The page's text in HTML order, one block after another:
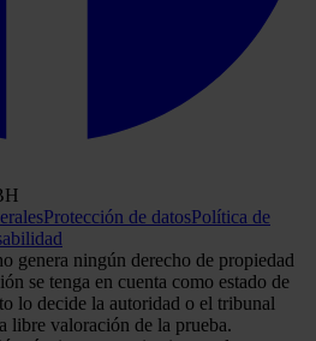
Protección de datosPolítica de
genera ningún derecho de propiedad
se tenga en cuenta como estado de
lo decide la autoridad o el tribunal
libre valoración de la prueba.